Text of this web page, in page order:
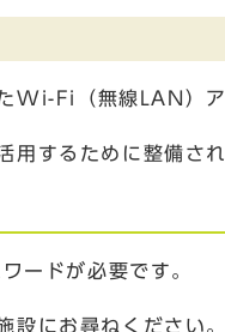
Wi-Fi（無線LAN）ア
用するために整備さ
ードが必要です。
設にお尋ねください。